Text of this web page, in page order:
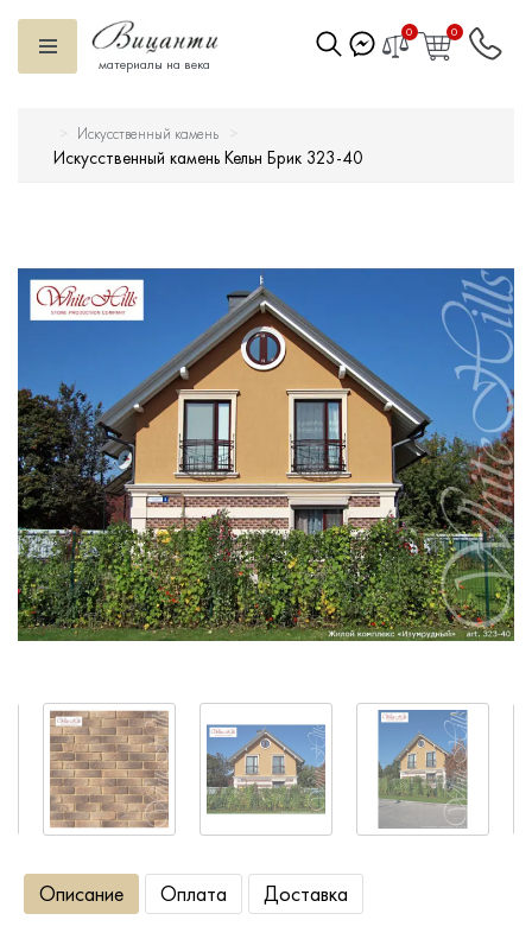
материалы на века
0 0
Искусственный камень
Декоративные элементы
Тротуарная плитка
Террасная доска
Ступени
Сухие смеси
Сопутствующие товары
Услуги
Оплата
Портфолио
Искусственный камень
Искусственный камень Кельн Брик 323-40
Описание Оплата Доставка